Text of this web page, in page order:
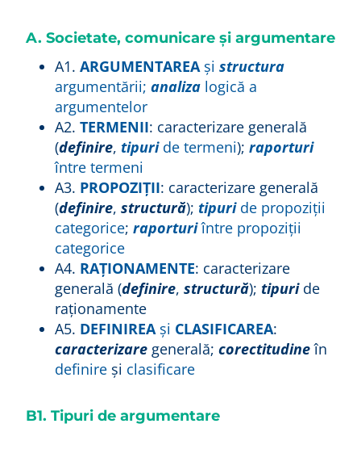
A. Societate, comunicare şi argumentare
A1. ARGUMENTAREA şi structura
argumentării; analiza logică a
argumentelor
A2. TERMENII: caracterizare generală
(definire, tipuri de termeni); raporturi
între termeni
A3. PROPOZIȚII: caracterizare generală
(definire, structură); tipuri de propoziţii
categorice; raporturiîntre propoziţii
categorice
A4. RAȚIONAMENTE: caracterizare
generală (definire, structură); tipuri de
raţionamente
A5. DEFINIREA şi CLASIFICAREA:
caracterizare generală; corectitudineîn
definire şi clasificare
B1. Tipuri de argumentare